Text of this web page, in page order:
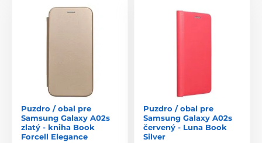
Puzdro / obal pre
Samsung Galaxy A02s
zlatý - kniha Book
Forcell Elegance
Puzdro / obal pre
Samsung Galaxy A02s
červený - Luna Book
Silver